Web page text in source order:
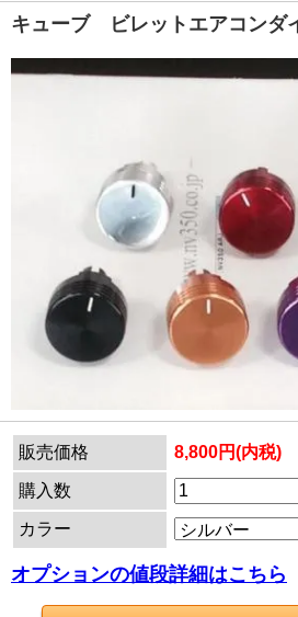
キューブ ビレットエアコンダ
販売価格 8,800円(内税)
購入数
カラー
オプションの値段詳細はこちら